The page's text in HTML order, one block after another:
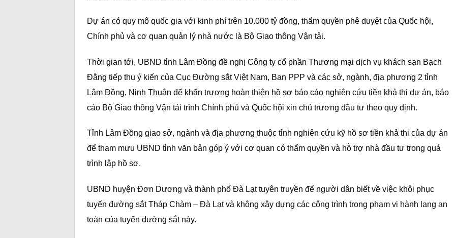
Dự án có quy mô quốc gia với kinh phí trên 10.000 tỷ đồng, thẩm quyền phê duyệt của Quốc hội,
Chính phủ và cơ quan quản lý nhà nước là Bộ Giao thông Vận tải.
Thời gian tới, UBND tỉnh Lâm Đồng đề nghị Công ty cổ phần Thương mại dịch vụ khách sạn Bạch
Đằng tiếp thu ý kiến của Cục Đường sắt Việt Nam, Ban PPP và các sở, ngành, địa phương 2 tỉnh
Lâm Đồng, Ninh Thuận để khẩn trương hoàn thiện hồ sơ báo cáo nghiên cứu tiền khả thi dự án, báo
cáo Bộ Giao thông Vận tải trình Chính phủ và Quốc hội xin chủ trương đầu tư theo quy định.
Tỉnh Lâm Đồng giao sở, ngành và địa phương thuộc tỉnh nghiên cứu kỹ hồ sơ tiền khả thi của dự án
để tham mưu UBND tỉnh văn bản góp ý với cơ quan có thẩm quyền và hỗ trợ nhà đầu tư trong quá
trình lập hồ sơ.
UBND huyện Đơn Dương và thành phố Đà Lạt tuyên truyền để người dân biết về việc khôi phục
tuyến đường sắt Tháp Chàm – Đà Lạt và không xây dựng các công trình trong phạm vi hành lang an
toàn của tuyến đường sắt này.